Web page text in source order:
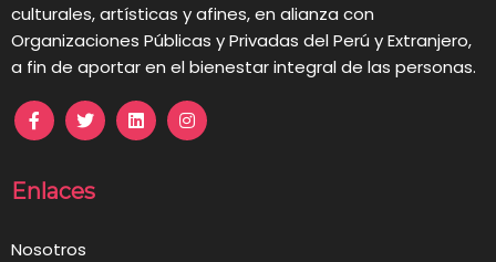
culturales, artísticas y afines, en alianza con
Organizaciones Públicas y Privadas del Perú y Extranjero,
a fin de aportar en el bienestar integral de las personas.
Enlaces
Nosotros